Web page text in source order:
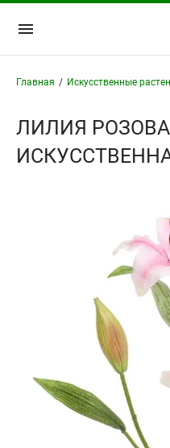
Главная / Искусственные
ЛИЛИЯ